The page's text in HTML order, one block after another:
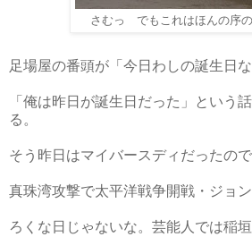
さむっ でもこれはほんの序
足場屋の番頭が「今日わしの誕生日
「俺は昨日が誕生日だった」という
る。
そう昨日はマイバースディだったので
真珠湾攻撃で太平洋戦争開戦・ジョ
ろくな日じゃないな。芸能人では稲